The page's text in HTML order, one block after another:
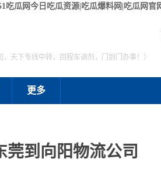
吃瓜网今日吃瓜资源|吃瓜爆料网|吃瓜网官
，天下专线中转，回程车调剂，门到门办事！）
更多
莞到向阳物流公司